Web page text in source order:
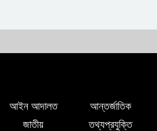
করলেন জামায়াত নেতা তাহের
বিএনপির প্রতি আস্থা হারাচ্ছি: সংসদে
আইন আদালত
আন্তর্জাতিক
জাতীয়
তথ্যপ্রযুক্তি